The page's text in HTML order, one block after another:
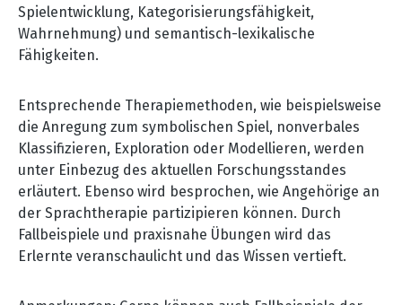
Spielentwicklung, Kategorisierungsfähigkeit,
Wahrnehmung) und semantisch-lexikalische
Fähigkeiten.
Entsprechende Therapiemethoden, wie beispielsweise
die Anregung zum symbolischen Spiel, nonverbales
Klassifizieren, Exploration oder Modellieren, werden
unter Einbezug des aktuellen Forschungsstandes
erläutert. Ebenso wird besprochen, wie Angehörige an
der Sprachtherapie partizipieren können. Durch
Fallbeispiele und praxisnahe Übungen wird das
Erlernte veranschaulicht und das Wissen vertieft.